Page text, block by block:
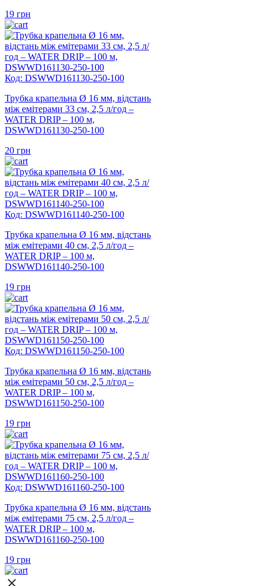
19 грн
Код: DSWWD161130-250-100
Трубка крапельна Ø 16 мм, відстань
між емітерами 33 см, 2,5 л/год –
WATER DRIP – 100 м,
DSWWD161130-250-100
20 грн
Код: DSWWD161140-250-100
Трубка крапельна Ø 16 мм, відстань
між емітерами 40 см, 2,5 л/год –
WATER DRIP – 100 м,
DSWWD161140-250-100
19 грн
Код: DSWWD161150-250-100
Трубка крапельна Ø 16 мм, відстань
між емітерами 50 см, 2,5 л/год –
WATER DRIP – 100 м,
DSWWD161150-250-100
19 грн
Код: DSWWD161160-250-100
Трубка крапельна Ø 16 мм, відстань
між емітерами 75 см, 2,5 л/год –
WATER DRIP – 100 м,
DSWWD161160-250-100
19 грн